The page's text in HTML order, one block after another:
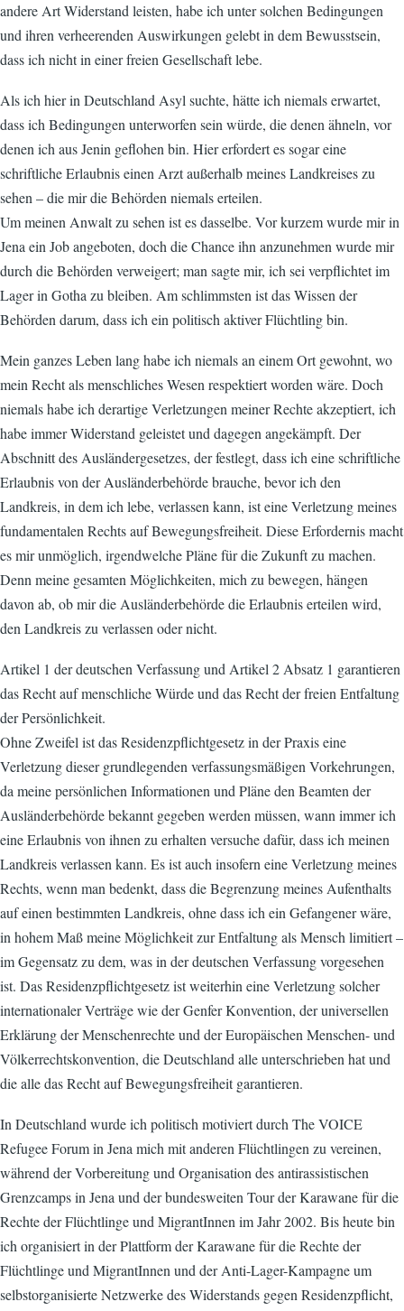
andere Art Widerstand leisten, habe ich unter solchen Bedingungen
und ihren verheerenden Auswirkungen gelebt in dem Bewusstsein,
dass ich nicht in einer freien Gesellschaft lebe.
Als ich hier in Deutschland Asyl suchte, hätte ich niemals erwartet,
dass ich Bedingungen unterworfen sein würde, die denen ähneln, vor
denen ich aus Jenin geflohen bin. Hier erfordert es sogar eine
schriftliche Erlaubnis einen Arzt außerhalb meines Landkreises zu
sehen – die mir die Behörden niemals erteilen.
Um meinen Anwalt zu sehen ist es dasselbe. Vor kurzem wurde mir in
Jena ein Job angeboten, doch die Chance ihn anzunehmen wurde mir
durch die Behörden verweigert; man sagte mir, ich sei verpflichtet im
Lager in Gotha zu bleiben. Am schlimmsten ist das Wissen der
Behörden darum, dass ich ein politisch aktiver Flüchtling bin.
Mein ganzes Leben lang habe ich niemals an einem Ort gewohnt, wo
mein Recht als menschliches Wesen respektiert worden wäre. Doch
niemals habe ich derartige Verletzungen meiner Rechte akzeptiert, ich
habe immer Widerstand geleistet und dagegen angekämpft. Der
Abschnitt des Ausländergesetzes, der festlegt, dass ich eine schriftliche
Erlaubnis von der Ausländerbehörde brauche, bevor ich den
Landkreis, in dem ich lebe, verlassen kann, ist eine Verletzung meines
fundamentalen Rechts auf Bewegungsfreiheit. Diese Erfordernis macht
es mir unmöglich, irgendwelche Pläne für die Zukunft zu machen.
Denn meine gesamten Möglichkeiten, mich zu bewegen, hängen
davon ab, ob mir die Ausländerbehörde die Erlaubnis erteilen wird,
den Landkreis zu verlassen oder nicht.
Artikel 1 der deutschen Verfassung und Artikel 2 Absatz 1 garantieren
das Recht auf menschliche Würde und das Recht der freien Entfaltung
der Persönlichkeit.
Ohne Zweifel ist das Residenzpflichtgesetz in der Praxis eine
Verletzung dieser grundlegenden verfassungsmäßigen Vorkehrungen,
da meine persönlichen Informationen und Pläne den Beamten der
Ausländerbehörde bekannt gegeben werden müssen, wann immer ich
eine Erlaubnis von ihnen zu erhalten versuche dafür, dass ich meinen
Landkreis verlassen kann. Es ist auch insofern eine Verletzung meines
Rechts, wenn man bedenkt, dass die Begrenzung meines Aufenthalts
auf einen bestimmten Landkreis, ohne dass ich ein Gefangener wäre,
in hohem Maß meine Möglichkeit zur Entfaltung als Mensch limitiert –
im Gegensatz zu dem, was in der deutschen Verfassung vorgesehen
ist. Das Residenzpflichtgesetz ist weiterhin eine Verletzung solcher
internationaler Verträge wie der Genfer Konvention, der universellen
Erklärung der Menschenrechte und der Europäischen Menschen- und
Völkerrechtskonvention, die Deutschland alle unterschrieben hat und
die alle das Recht auf Bewegungsfreiheit garantieren.
In Deutschland wurde ich politisch motiviert durch The VOICE
Refugee Forum in Jena mich mit anderen Flüchtlingen zu vereinen,
während der Vorbereitung und Organisation des antirassistischen
Grenzcamps in Jena und der bundesweiten Tour der Karawane für die
Rechte der Flüchtlinge und MigrantInnen im Jahr 2002. Bis heute bin
ich organisiert in der Plattform der Karawane für die Rechte der
Flüchtlinge und MigrantInnen und der Anti-Lager-Kampagne um
selbstorganisierte Netzwerke des Widerstands gegen Residenzpflicht,